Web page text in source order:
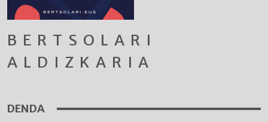
BERTSOLARI
ALDIZKARIA
DENDA